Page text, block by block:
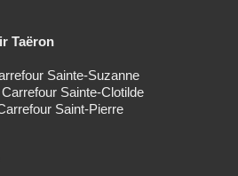
Taëron
Sainte-Suzanne
Sainte-Clotilde
Saint-Pierre